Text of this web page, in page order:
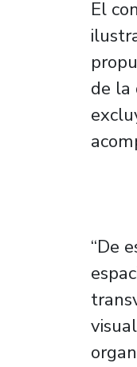
El
de la
“De